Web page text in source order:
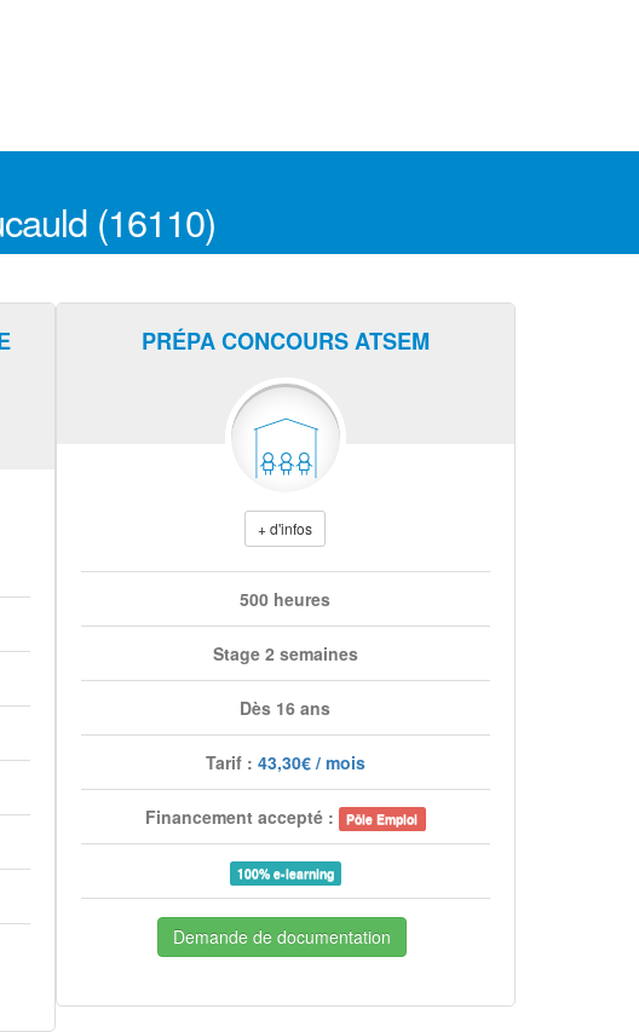
(16110)
PRÉPA CONCOURS ATSEM
+ d'infos
500 heures
Stage 2 semaines
Dès 16 ans
Tarif : 43,30€ / mois
Financement accepté : Pôle Emploi
100% e-learning
Demande de documentation